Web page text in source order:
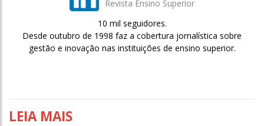
Revista Ensino Superior
10 mil seguidores.
Desde outubro de 1998 faz a cobertura jornalística sobre
gestão e inovação nas instituições de ensino superior.
LEIA MAIS